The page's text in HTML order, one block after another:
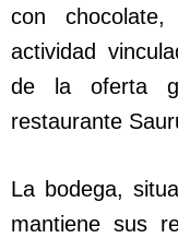
con
actividad
de la oferta
restaurante
La bodega,
mantiene sus